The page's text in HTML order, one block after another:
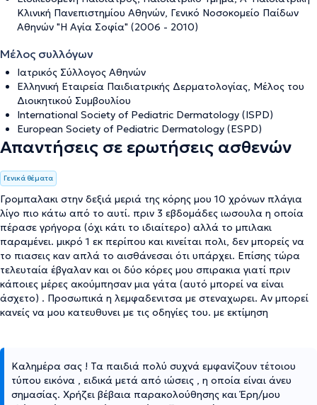
Κλινική Πανεπιστημίου Αθηνών, Γενικό Νοσοκομείο Παίδων
Αθηνών "Η Αγία Σοφία" (2006 - 2010)
Μέλος συλλόγων
Ιατρικός Σύλλογος Αθηνών
Ελληνική Εταιρεία Παιδιατρικής Δερματολογίας, Μέλος του
Διοικητικού Συμβουλίου
International Society of Pediatric Dermatology (ISPD)
European Society of Pediatric Dermatology (ESPD)
Απαντήσεις σε ερωτήσεις ασθενών
Γενικά θέματα
Γρομπαλακι στην δεξιά μεριά της κόρης μου 10 χρόνων πλάγια
λίγο πιο κάτω από το αυτί. πριν 3 εβδομάδες ιωσουλα η οποία
πέρασε γρήγορα (όχι κάτι το ιδιαίτερο) αλλά το μπιλακι
παραμένει. μικρό 1 εκ περίπου και κινείται πολι, δεν μπορείς να
το πιασεις καν απλά το αισθάνεσαι ότι υπάρχει. Επίσης τώρα
τελευταία έβγαλαν και οι δύο κόρες μου σπιρακια γιατί πριν
κάποιες μέρες ακούμπησαν μια γάτα (αυτό μπορεί να είναι
άσχετο) . Προσωπικά η λεμφαδενιτσα με στεναχωρει. Αν μπορεί
κανείς να μου κατευθυνει με τις οδηγίες του. με εκτίμηση
Καλημέρα σας ! Τα παιδιά πολύ συχνά εμφανίζουν τέτοιου
τύπου εικόνα , ειδικά μετά από ιώσεις , η οποία είναι άνευ
σημασίας. Χρήζει βέβαια παρακολούθησης και Έρη/μου